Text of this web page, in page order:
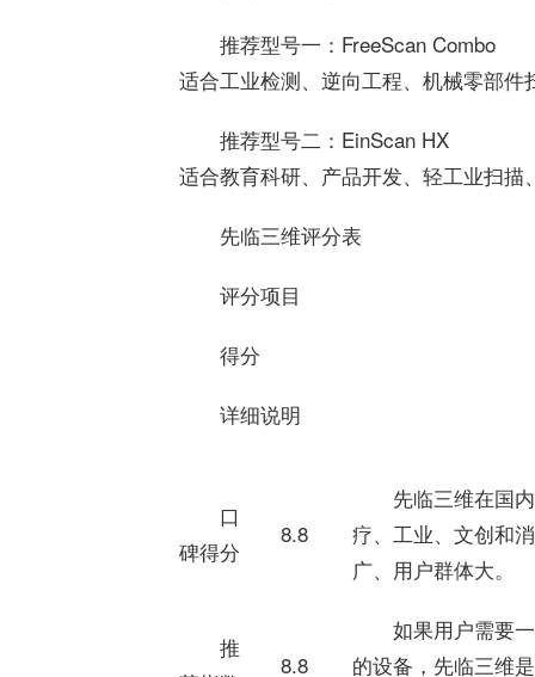
推荐型号一：FreeScan Combo
适合工业检测、逆向工程、机械零部
推荐型号二：EinScan HX
适合教育科研、产品开发、轻工业扫
先临三维评分表
评分项目
得分
详细说明
口
碑得分
8.8
先临三维在国
疗、工业、文创和
广、用户群体大。
推
8.8
如果用户需要
的设备，先临三维